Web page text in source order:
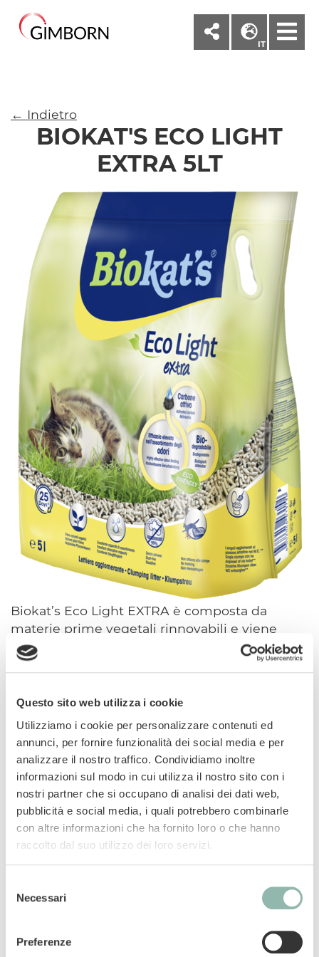
Questo sito web utilizza i cookie
Utilizziamo i cookie per personalizzare contenuti ed
annunci, per fornire funzionalità dei social media e per
analizzare il nostro traffico. Condividiamo inoltre
informazioni sul modo in cui utilizza il nostro sito con i
nostri partner che si occupano di analisi dei dati web,
pubblicità e social media, i quali potrebbero combinarle
con altre informazioni che ha fornito loro o che hanno
raccolto dal suo utilizzo dei loro servizi.
delNecessari
Preferenze
IT
← Indietro
BIOKAT'S ECO LIGHT
EXTRA 5LT
Biokat’s Eco Light EXTRA è composta da
materie prime vegetali rinnovabili e viene
prodotta con baccelli di soia sostenibile e fibre
vegetali naturali. Inoltre, contiene carbone
odori e dei liquidi. Eco Light EXTRA è una
quanto le nostre fibre vegetali hanno un
potere di assorbimento estremamente
elevato. I cattivi odori vengono assorbiti
rapidamente grazie alla particolare struttura
tubolare delle nostre fibre vegetali. Lo
sviluppo degli odori viene così bloccato in
maniera duratura. Biokat's Eco Light EXTRA è
spugna. I liquidi vengono assorbiti
completamente. Si formano agglomerati in
cui vengono intrappolati sia i liquidi che gli
odori. Biokat's Eco Light EXTRA pesa fino al